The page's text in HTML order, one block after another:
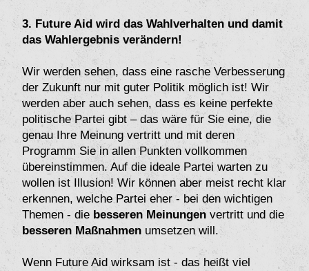
3. Future Aid wird das Wahlverhalten und damit
das Wahlergebnis verändern!
Wir werden sehen, dass eine rasche Verbesserung
der Zukunft nur mit guter Politik möglich ist! Wir
werden aber auch sehen, dass es keine perfekte
politische Partei gibt – das wäre für Sie eine, die
genau Ihre Meinung vertritt und mit deren
Programm Sie in allen Punkten vollkommen
übereinstimmen. Auf die ideale Partei warten zu
wollen ist Illusion! Wir können aber meist recht klar
erkennen, welche Partei eher - bei den wichtigen
Themen - die besseren Meinungenvertritt und die
besseren Maßnahmenumsetzen will.
Wenn Future Aid wirksam ist - das heißt viel